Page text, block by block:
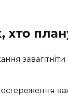
завагітніти